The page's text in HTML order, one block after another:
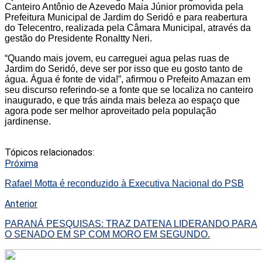
Canteiro Antônio de Azevedo Maia Júnior promovida pela
Prefeitura Municipal de Jardim do Seridó e para reabertura
do Telecentro, realizada pela Câmara Municipal, através da
gestão do Presidente Ronaltty Neri.
“Quando mais jovem, eu carreguei agua pelas ruas de
Jardim do Seridó, deve ser por isso que eu gosto tanto de
água. Água é fonte de vida!”, afirmou o Prefeito Amazan em
seu discurso referindo-se a fonte que se localiza no canteiro
inaugurado, e que trás ainda mais beleza ao espaço que
agora pode ser melhor aproveitado pela população
jardinense.
Tópicos relacionados:
Próxima
Rafael Motta é reconduzido à Executiva Nacional do PSB
Anterior
PARANÁ PESQUISAS: TRAZ DATENA LIDERANDO PARA
O SENADO EM SP COM MORO EM SEGUNDO.